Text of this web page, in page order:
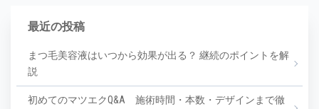
最近の投稿
まつ毛美容液はいつから効果が出る？ 継続のポイントを解
説
初めてのマツエクQ&A 施術時間・本数・デザインまで徹